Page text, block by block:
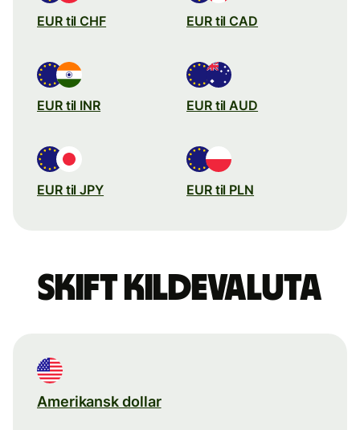
EUR til CHF EUR til CAD
EUR til INR EUR til AUD
EUR til JPY EUR til PLN
Skift kildevaluta
Amerikansk dollar